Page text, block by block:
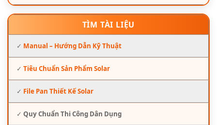
TÌM TÀI LIỆU
✓ Manual – Hướng Dẫn Kỹ Thuật
✓ Tiêu Chuẩn Sản Phẩm Solar
✓ File Pan Thiết Kế Solar
✓ Quy Chuẩn Thi Công Dân Dụng